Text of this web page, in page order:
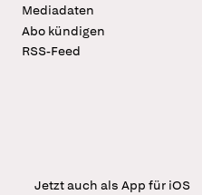
Mediadaten
Abo kündigen
RSS-Feed
Jetzt auch als App für iOS